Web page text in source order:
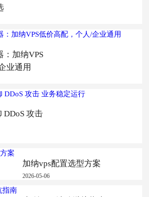
：加纳VPS
业通用
DDoS 攻击
加纳vps配置选型方案
2026-05-06